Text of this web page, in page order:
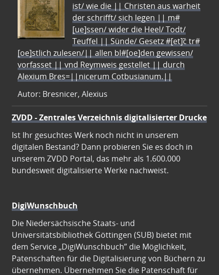
ist/ wie die || Christen aus warheit
der schrifft/ sich legen || m#
[ue]ssen/ wider die Heel/ Todt/
Teuffel || Sünde/ Gesetz #[et]c̃ tr#
[oe]stlich zulesen/|| allen bl#[oe]den gewissen/
vorfasset || vnd Reymweis gestellet || durch
Alexium Bres=||nicerum Cotbusianum.||
Autor: Bresnicer, Alexius
ZVDD - Zentrales Verzeichnis digitalisierter Drucke
Ist Ihr gesuchtes Werk noch nicht in unserem
digitalen Bestand? Dann probieren Sie es doch in
unserem ZVDD Portal, das mehr als 1.600.000
bundesweit digitalisierte Werke nachweist.
DigiWunschbuch
Die Niedersächsische Staats- und
Universitätsbibliothek Göttingen (SUB) bietet mit
dem Service „DigiWunschbuch” die Möglichkeit,
Patenschaften für die Digitalisierung von Büchern zu
übernehmen. Übernehmen Sie die Patenschaft für